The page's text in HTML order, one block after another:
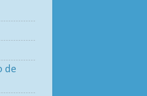
de